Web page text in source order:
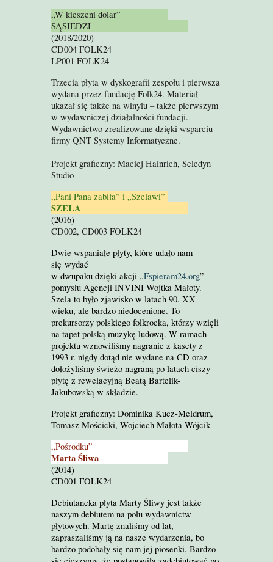
„W kieszeni dolar”
SĄSIEDZI
(2018/2020)
CD004 FOLK24
LP001 FOLK24 –
Trzecia płyta w dyskografii zespołu i pierwsza
wydana przez fundację Folk24. Materiał
ukazał się także na winylu – także pierwszym
w wydawniczej działalności fundacji.
Wydawnictwo zrealizowane dzięki wsparciu
firmy QNT Systemy Informatyczne.
Projekt graficzny: Maciej Hainrich, Seledyn
Studio
„Pani Pana zabiła” i „Szelawi”
SZELA
(2016)
CD002, CD003 FOLK24
Dwie wspaniałe płyty, które udało nam
się wydać
w dwupaku dzięki akcji„Fspieram24.org”
pomysłu Agencji INVINI Wojtka Małoty.
Szela to było zjawisko w latach 90. XX
wieku, ale bardzo niedocenione. To
prekursorzy polskiego folkrocka, którzy wzięli
na tapet polską muzykę ludową. W ramach
projektu wznowiliśmy nagranie z kasety z
1993 r. nigdy dotąd nie wydane na CD oraz
dołożyliśmy świeżo nagraną po latach ciszy
płytę z rewelacyjną Beatą Bartelik-
Jakubowską w składzie.
Projekt graficzny: Dominika Kucz-Meldrum,
Tomasz Mościcki, Wojciech Małota-Wójcik
„Pośrodku”
Marta Śliwa
(2014)
CD001 FOLK24
Debiutancka płyta Marty Śliwy jest także
naszym debiutem na polu wydawnictw
płytowych. Martę znaliśmy od lat,
zapraszaliśmy ją na nasze wydarzenia, bo
bardzo podobały się nam jej piosenki. Bardzo